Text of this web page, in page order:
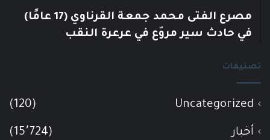
مصرع الفتى محمد جمعة القرناوي (17 عامًا)
في حادث سير مروّع في عرعرة النقب
تصنيفات
Uncategorized
(120)
أخبار (15٬724)